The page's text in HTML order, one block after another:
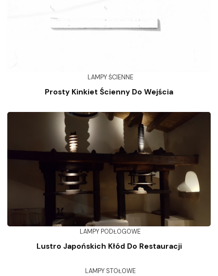
LAMPY ŚCIENNE
Prosty Kinkiet Ścienny Do Wejścia
LAMPY PODŁOGOWE
Lustro Japońskich Kłód Do Restauracji
LAMPY STOŁOWE